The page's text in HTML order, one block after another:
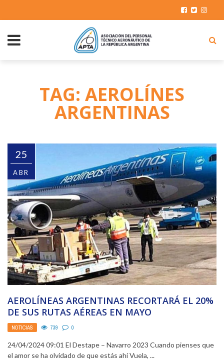
TAG: AEROLÍNES
ARGENTINAS
25
ABR
AEROLÍNEAS ARGENTINAS RECORTARÁ EL 20%
DE SUS RUTAS AÉREAS EN MAYO
NOTICIAS 739 0
24/04/2024 09:01 El Destape – Navarro 2023 Cuando pienses que
el amor se ha olvidado de que estás ahí Vuela, ...